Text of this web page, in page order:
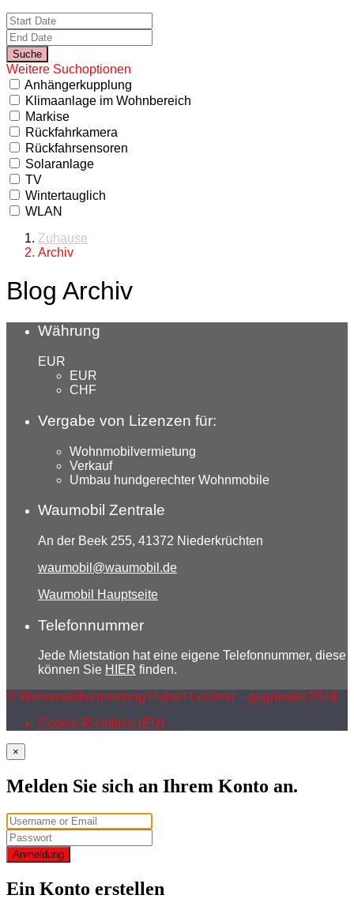
Weitere Suchoptionen
Anhängerkupplung
Klimaanlage im Wohnbereich
Markise
Rückfahrkamera
Rückfahrsensoren
Solaranlage
TV
Wintertauglich
WLAN
Zuhause
Archiv
Blog Archiv
Währung
EUR
EUR
CHF
Vergabe von Lizenzen für:
Wohnmobilvermietung
Verkauf
Umbau hundgerechter Wohnmobile
Waumobil Zentrale
An der Beek 255, 41372 Niederkrüchten
waumobil@waumobil.de
Waumobil Hauptseite
Telefonnummer
Jede Mietstation hat eine eigene Telefonnummer, diese
können Sie HIER finden.
© Wohnmobilvermietung Hubert Lechner – gegründet 2014
Cookie-Richtlinie (EU)
×
Melden Sie sich an Ihrem Konto an.
Anmeldung
Ein Konto erstellen